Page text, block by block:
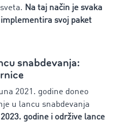
Na taj način je svaka
svoj paket
snabdevanja:
2021. godine doneo
u lancu snabdevanja
godine i održive lance